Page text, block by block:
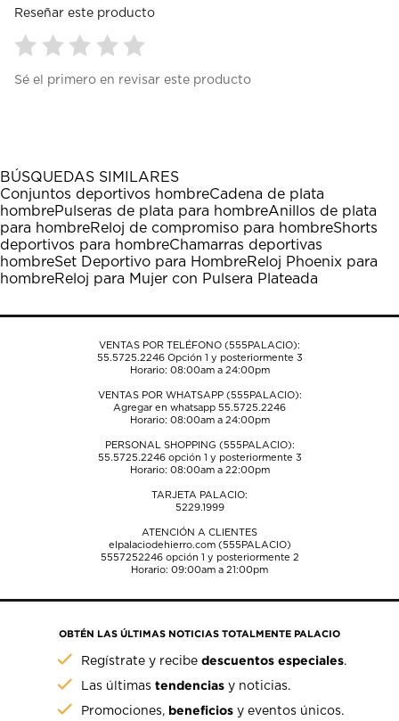
Reseñar este producto
para
1
estrella
Esta
acción
abrirá
el
formulario
de
para
estrellas.
Esta
acción
abrirá
el
formulario
de
para
estrellas.
Esta
acción
abrirá
el
formulario
de
para
estrellas.
Esta
acción
abrirá
el
formulario
de
para
estrellas.
Esta
acción
abrirá
el
formulario
de
Sé el primero en revisar este producto
BÚSQUEDAS SIMILARES
Conjuntos deportivos hombreCadena de plata
hombrePulseras de plata para hombreAnillos de plata
para hombreReloj de compromiso para hombreShorts
deportivos para hombreChamarras deportivas
hombreSet Deportivo para HombreReloj Phoenix para
hombreReloj para Mujer con Pulsera Plateada
VENTAS POR TELÉFONO (555PALACIO):
55.5725.2246Opción 1 y posteriormente 3
Horario: 08:00am a 24:00pm
VENTAS POR WHATSAPP (555PALACIO):
Agregar en whatsapp 55.5725.2246
Horario: 08:00am a 24:00pm
PERSONAL SHOPPING (555PALACIO):
55.5725.2246opción 1 y posteriormente 3
Horario: 08:00am a 22:00pm
TARJETA PALACIO:
5229.1999
ATENCIÓN A CLIENTES
elpalaciodehierro.com (555PALACIO)
5557252246opción 1 y posteriormente 2
Horario: 09:00am a 21:00pm
OBTÉN LAS ÚLTIMAS NOTICIAS TOTALMENTE PALACIO
Regístrate y recibedescuentos especiales.
Las últimastendencias y noticias.
Promociones, beneficios y eventos únicos.